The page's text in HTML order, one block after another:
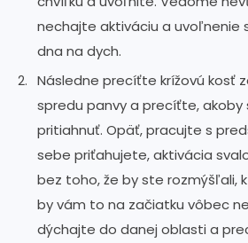
nechajte aktiváciu a uvoľnenie
dna na dych.
Následne precíťte krížovú kosť
spredu panvy a precíťte, akoby
pritiahnuť. Opäť, pracujte s
sebe priťahujete, aktivácia
bez toho, že by ste rozmýšľali,
by vám to na začiatku vôbec
dýchajte do danej oblasti a